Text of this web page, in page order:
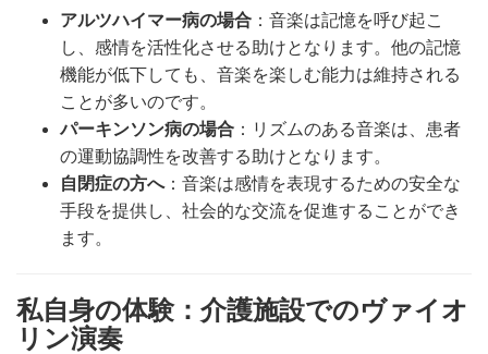
アルツハイマー病の場合 ：音楽は記憶を呼び起こ
し、感情を活性化させる助けとなります。他の記憶
機能が低下しても、音楽を楽しむ能力は維持される
ことが多いのです。
パーキンソン病の場合 ：リズムのある音楽は、患者
の運動協調性を改善する助けとなります。
自閉症の方へ：音楽は感情を表現するための安全な
手段を提供し、社会的な交流を促進することができ
ます。
私自身の体験：介護施設でのヴァイオ
リン演奏